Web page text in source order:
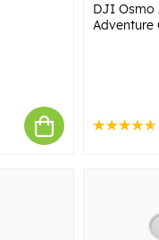
DJI Osmo
Adventure